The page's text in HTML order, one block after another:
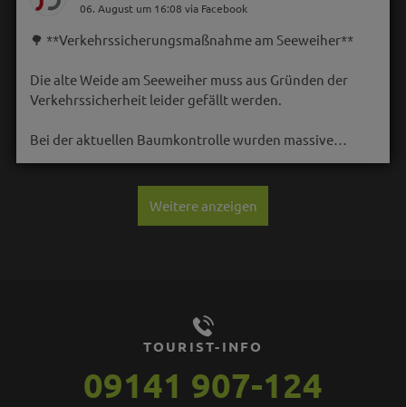
06. August um 16:08 via Facebook
🌳 **Verkehrssicherungsmaßnahme am Seeweiher**
Die alte Weide am Seeweiher muss aus Gründen der
Verkehrssicherheit leider gefällt werden.
Bei der aktuellen Baumkontrolle wurden massive…
Weitere anzeigen
TOURIST-INFO
09141 907-124